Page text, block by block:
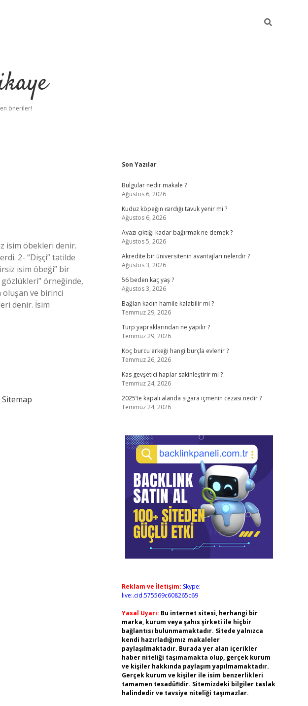
öneriler!
isim öbekleri denir.
2- “Dişçi” tatilde
isim öbeği” bir
gözlükleri” örneğinde,
oluşan ve birinci
denir. İsim
Sitemap
Sidebar
Son Yazılar
Bulgular nedir makale ?
Ağustos 6, 2026
Kuduz köpeğin ısırdığı tavuk yenir mi ?
Ağustos 6, 2026
Avazı çıktığı kadar bağırmak ne demek ?
Ağustos 5, 2026
Akredite bir üniversitenin avantajları nelerdir ?
Ağustos 3, 2026
56 beden kaç yaş ?
Ağustos 3, 2026
Bağlan kadın hamile kalabilir mi ?
Temmuz 29, 2026
Turp yapraklarından ne yapılır ?
Temmuz 29, 2026
Koç burcu erkeği hangi burçla evlenir ?
Temmuz 26, 2026
Kas gevşetici haplar sakinleştirir mi ?
Temmuz 24, 2026
2025’te kapalı alanda sigara içmenin cezası nedir ?
Temmuz 24, 2026
Reklam ve İletişim: Skype:
live:.cid.575569c608265c69
Yasal Uyarı: Bu internet sitesi, herhangi bir
marka, kurum veya şahıs şirketi ile hiçbir
bağlantısı bulunmamaktadır. Sitede yalnızca
kendi hazırladığımız makaleler
paylaşılmaktadır. Burada yer alan içerikler
haber niteliği taşımamakta olup, gerçek kurum
ve kişiler hakkında paylaşım yapılmamaktadır.
Gerçek kurum ve kişiler ile isim benzerlikleri
tamamen tesadüfidir. Sitemizdeki bilgiler taslak
halindedir ve tavsiye niteliği taşımazlar.